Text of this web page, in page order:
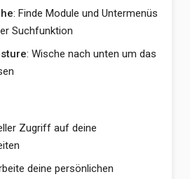
: Finde Module und Untermenüs
Suchfunktion
: Wische nach unten um das
Zugriff auf deine
deine persönlichen